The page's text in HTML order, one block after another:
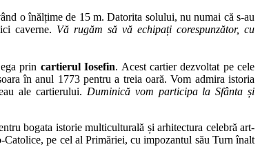
o înălțime de 15 m. Datorita solului, nu numai că s-au
caverne. Vă rugăm să vă echipați corespunzător, cu
prin cartierul Iosefin. Acest cartier dezvoltat pe cele
în anul 1773 pentru a treia oară. Vom admira istoria
ale cartierului. Duminică vom participa la Sfânta și
bogata istorie multiculturală și arhitectura celebră art-
pe cel al Primăriei, cu impozantul său Turn înalt